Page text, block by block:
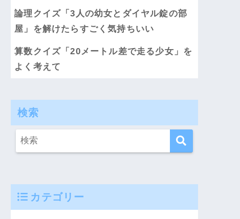
論理クイズ「3人の幼女とダイヤル錠の部
屋」を解けたらすごく気持ちいい
算数クイズ「20メートル差で走る少女」を
よく考えて
検索
カテゴリー